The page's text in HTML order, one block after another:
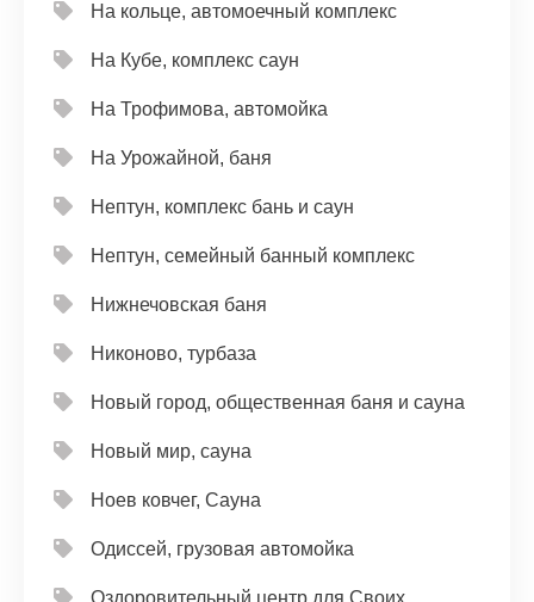
На кольце, автомоечный комплекс
На Кубе, комплекс саун
На Трофимова, автомойка
На Урожайной, баня
Нептун, комплекс бань и саун
Нептун, семейный банный комплекс
Нижнечовская баня
Никоново, турбаза
Новый город, общественная баня и сауна
Новый мир, сауна
Ноев ковчег, Сауна
Одиссей, грузовая автомойка
Оздоровительный центр для Своих